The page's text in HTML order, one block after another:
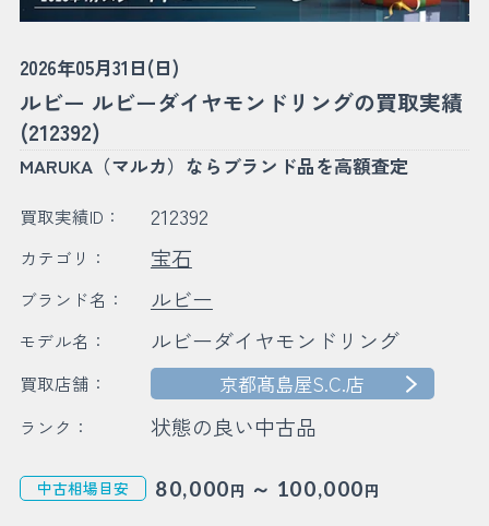
2026年05月31日(日)
ルビー ルビーダイヤモンドリングの買取実績
(212392)
MARUKA（マルカ）ならブランド品を高額査定
買取実績ID： 212392
カテゴリ： 宝石
ブランド名： ルビー
モデル名： ルビーダイヤモンドリング
買取店舗： 京都髙島屋S.C.店
ランク： 状態の良い中古品
中古相場目安 80,000円 ～ 100,000円